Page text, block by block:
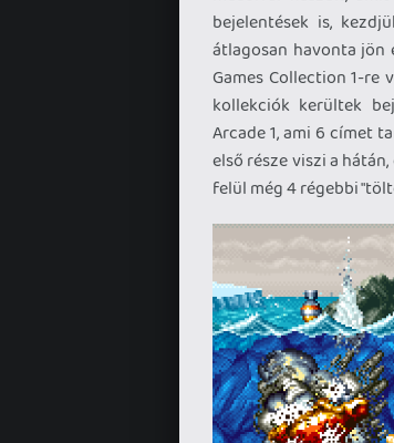
bejelentések is,
átlagosan havonta jön
Games Collection 1-re
kollekciók kerültek
Arcade 1, ami 6 címet
első része viszi a
felül még 4 régebbi